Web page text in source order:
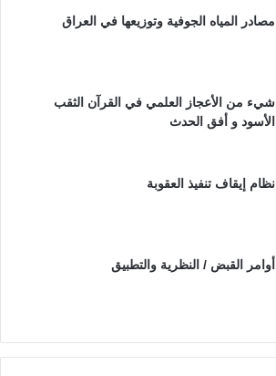
مصادر المياه الجوفية وتوزيعها في العراق
شيء من الأعجاز العلمي في القرآن الثقب
الأسود و أفق الحدث
نظام إيقاف تنفيذ العقوبة
أوامر القبض / النظرية والتطبيق